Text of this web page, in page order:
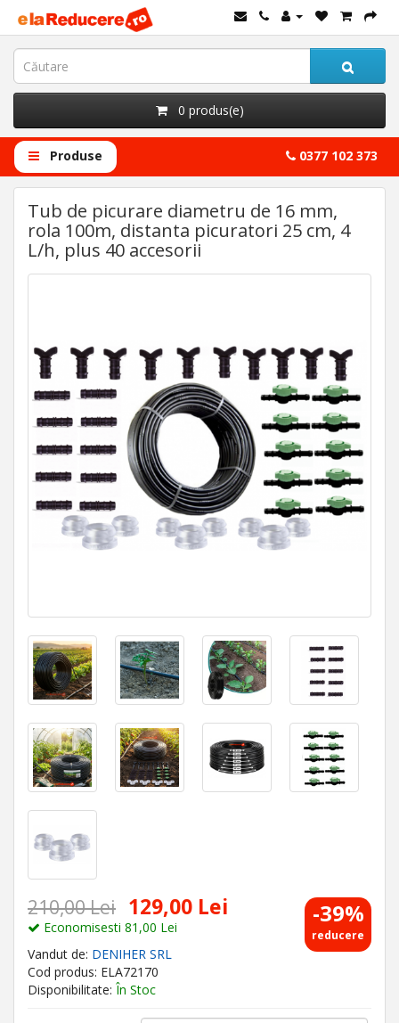
0 produs(e)
Produse 0377 102 373
Tub de picurare diametru de 16 mm,
rola 100m, distanta picuratori 25 cm, 4
L/h, plus 40 accesorii
-39%
reducere
210,00 Lei 129,00 Lei
Economisesti 81,00 Lei
Vandut de: DENIHER SRL
Cod produs: ELA72170
Disponibilitate: În Stoc